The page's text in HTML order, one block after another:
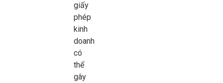
giấy
phép
kinh
doanh
có
thể
gây